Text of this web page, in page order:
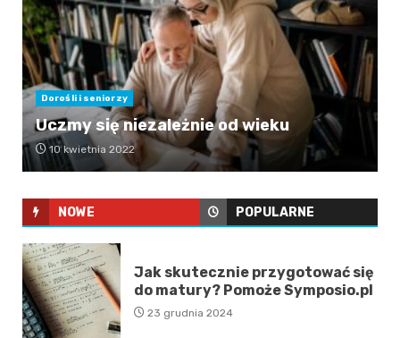
NOWE POPULARNE
Jak skutecznie przygotować się
do matury? Pomoże Symposio.pl
23 grudnia 2024
Dorośli i seniorzy
Uczmy się niezależnie od wieku
10 kwietnia 2022